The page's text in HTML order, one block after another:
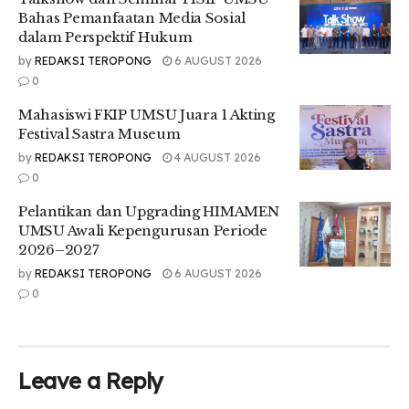
Editor : Muhammad Ryzki Alhaj
#curanmor
#teropong
#umsu medan
UMSU
Bahas Pemanfaatan Media Sosial
dalam Perspektif Hukum
by REDAKSI TEROPONG
6 AUGUST 2026
0
Mahasiswi FKIP UMSU Juara 1 Akting
Festival Sastra Museum
by REDAKSI TEROPONG
4 AUGUST 2026
0
Pelantikan dan Upgrading HIMAMEN
UMSU Awali Kepengurusan Periode
2026–2027
by REDAKSI TEROPONG
6 AUGUST 2026
0
Leave a Reply